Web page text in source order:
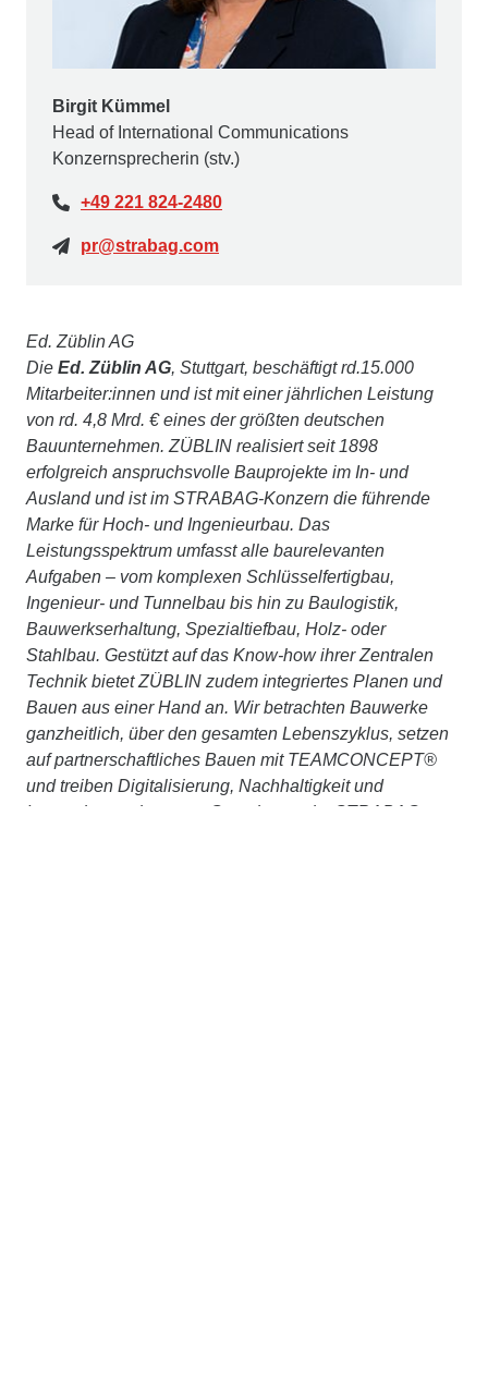
Birgit Kümmel
Head of International Communications
Konzernsprecherin (stv.)
+49 221 824-2480
pr@strabag.com
Ed. Züblin AG
Die Ed. Züblin AG, Stuttgart, beschäftigt rd.15.000
Mitarbeiter:innen und ist mit einer jährlichen Leistung
von rd. 4,8 Mrd. € eines der größten deutschen
Bauunternehmen. ZÜBLIN realisiert seit 1898
erfolgreich anspruchsvolle Bauprojekte im In- und
Ausland und ist im STRABAG-Konzern die führende
Marke für Hoch- und Ingenieurbau. Das
Leistungsspektrum umfasst alle baurelevanten
Aufgaben – vom komplexen Schlüsselfertigbau,
Ingenieur- und Tunnelbau bis hin zu Baulogistik,
Bauwerkserhaltung, Spezialtiefbau, Holz- oder
Stahlbau. Gestützt auf das Know-how ihrer Zentralen
Technik bietet ZÜBLIN zudem integriertes Planen und
Bauen aus einer Hand an. Wir betrachten Bauwerke
ganzheitlich, über den gesamten Lebenszyklus, setzen
auf partnerschaftliches Bauen mit TEAMCONCEPT®
und treiben Digitalisierung, Nachhaltigkeit und
Innovation stetig voran. Gemeinsam, im STRABAG-